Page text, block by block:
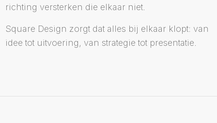
richting versterken die elkaar niet.
Square Design zorgt dat alles bij elkaar klopt: van
idee tot uitvoering, van strategie tot presentatie.